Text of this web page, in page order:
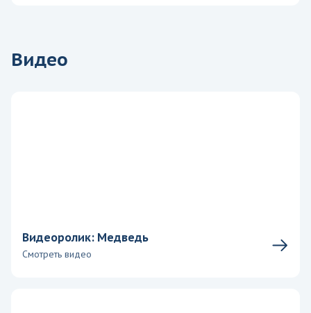
Видео
Видеоролик: Медведь
Смотреть видео